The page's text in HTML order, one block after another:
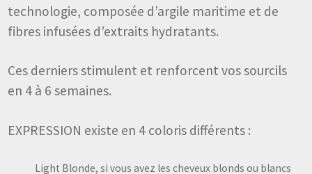
technologie, composée d’argile maritime et de
fibres infusées d’extraits hydratants.
Ces derniers stimulent et renforcent vos sourcils
en 4 à 6 semaines.
EXPRESSION existe en 4 coloris différents :
Light Blonde, si vous avez les cheveux blonds ou blancs